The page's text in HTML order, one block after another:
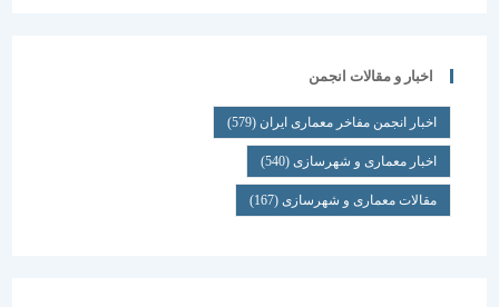
اخبار و مقالات انجمن
اخبار انجمن مفاخر معماری ایران (579)
اخبار معماری و شهرسازی(540)
مقالات معماری و شهرسازی(167)